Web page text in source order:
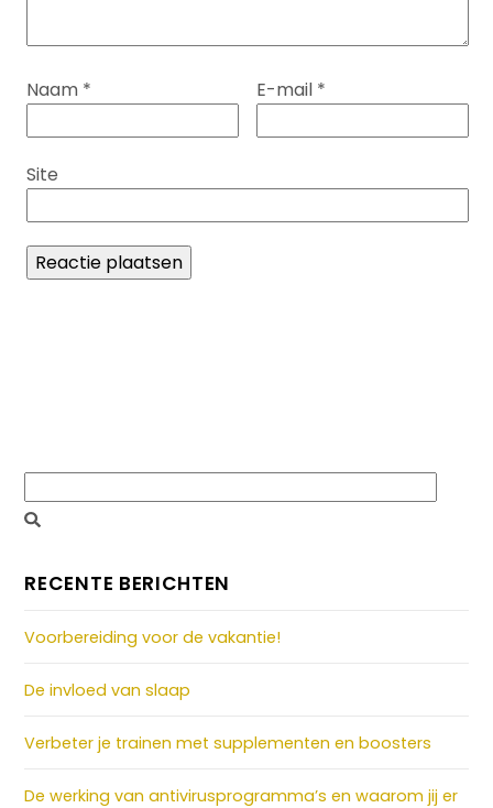
Naam * E-mail *
Site
RECENTE BERICHTEN
Voorbereiding voor de vakantie!
De invloed van slaap
Verbeter je trainen met supplementen en boosters
De werking van antivirusprogramma’s en waarom jij er